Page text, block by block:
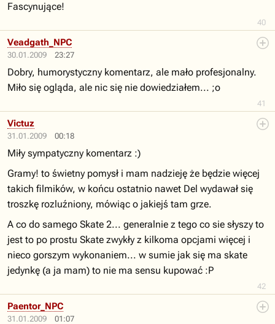
40
Fascynujące!
30.01.2009 23:27
41
Veadgath_NPC
Dobry, humorystyczny komentarz, ale mało profesjonalny.
Miło się ogląda, ale nic się nie dowiedziałem... ;o
31.01.2009 00:18
42
Victuz
Miły sympatyczny komentarz :)
Gramy! to świetny pomysł i mam nadzieję że będzie więcej
takich filmików, w końcu ostatnio nawet Del wydawał się
troszkę rozluźniony, mówiąc o jakiejś tam grze.
A co do samego Skate 2... generalnie z tego co sie słyszy to
jest to po prostu Skate zwykły z kilkoma opcjami więcej i
nieco gorszym wykonaniem... w sumie jak się ma skate
jedynkę (a ja mam) to nie ma sensu kupować :P
31.01.2009 01:07
Paentor_NPC